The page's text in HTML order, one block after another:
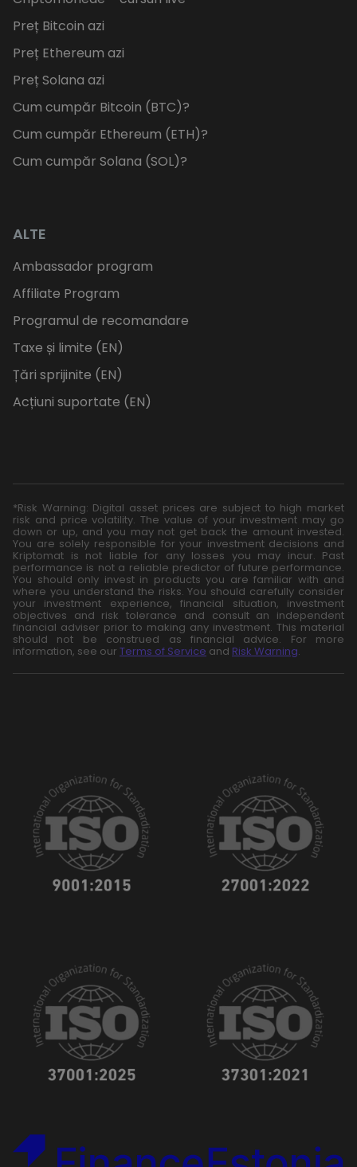
Preț Bitcoin azi
Preț Ethereum azi
Preț Solana azi
Cum cumpăr Bitcoin (BTC)?
Cum cumpăr Ethereum (ETH)?
Cum cumpăr Solana (SOL)?
ALTE
Ambassador program
Affiliate Program
Programul de recomandare
Taxe și limite (EN)
Țări sprijinite (EN)
Acțiuni suportate (EN)
*Risk Warning: Digital asset prices are subject to high market
risk and price volatility. The value of your investment may go
down or up, and you may not get back the amount invested.
You are solely responsible for your investment decisions and
Kriptomat is not liable for any losses you may incur. Past
performance is not a reliable predictor of future performance.
You should only invest in products you are familiar with and
where you understand the risks. You should carefully consider
your investment experience, financial situation, investment
objectives and risk tolerance and consult an independent
financial adviser prior to making any investment. This material
should not be construed as financial advice. For more
information, see our Terms of Service and Risk Warning.